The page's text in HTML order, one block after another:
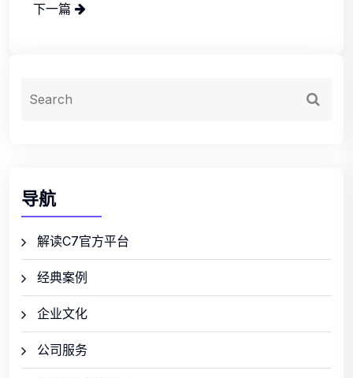
下一篇
导航
解读C7官方平台
经典案例
企业文化
公司服务